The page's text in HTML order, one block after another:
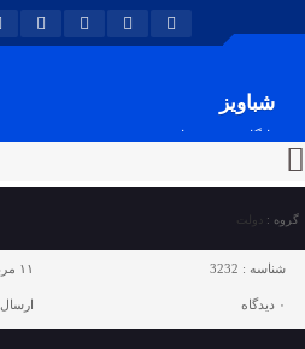
شباویز
پایگاه خبری شباویز
گروه : دولت
شناسه : 3232 ۱۱ مرداد ۱۴۰۲ - ۱۲:۱۵
۰ دیدگاه